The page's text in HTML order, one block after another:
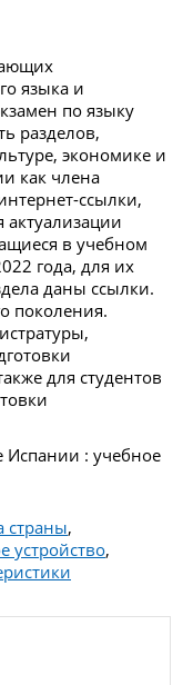
языка и
по языку
разделов,
экономике и
как члена
ссылки,
актуализации
в учебном
года, для их
даны ссылки.
поколения.
для студентов
: учебное
страны,
устройство,